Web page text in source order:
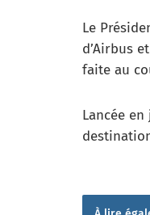
Le
d’Airbus
faite au
Lancée